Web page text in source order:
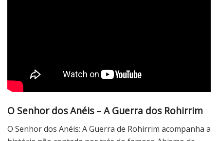
O Senhor dos Anéis – A Guerra dos Rohirrim
O Senhor dos Anéis: A Guerra de Rohirrim acompanha a